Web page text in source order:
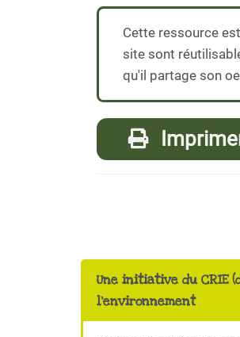
Cette ressource
site sont
qu'il partage son
Une initiative du CRIE
l'environnement